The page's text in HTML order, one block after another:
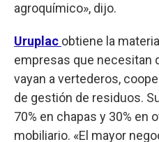
agroquímico», dijo.
Uruplac obtiene la
empresas que necesitan
vayan a vertederos,
de gestión de residuos.
70% en chapas y 30%
mobiliario. «El mayor